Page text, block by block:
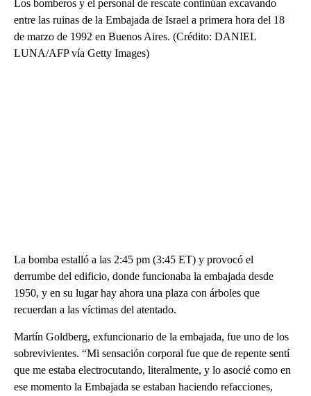
Los bomberos y el personal de rescate continúan excavando
entre las ruinas de la Embajada de Israel a primera hora del 18
de marzo de 1992 en Buenos Aires. (Crédito: DANIEL
LUNA/AFP vía Getty Images)
La bomba estalló a las 2:45 pm (3:45 ET) y provocó el
derrumbe del edificio, donde funcionaba la embajada desde
1950, y en su lugar hay ahora una plaza con árboles que
recuerdan a las víctimas del atentado.
Martín Goldberg, exfuncionario de la embajada, fue uno de los
sobrevivientes. “Mi sensación corporal fue que de repente sentí
que me estaba electrocutando, literalmente, y lo asocié como en
ese momento la Embajada se estaban haciendo refacciones,